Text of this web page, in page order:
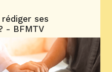
ses
- BFMTV